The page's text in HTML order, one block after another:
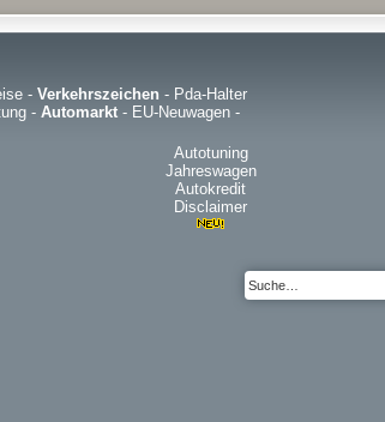
- Verkehrszeichen- Pda-Halter
- Automarkt - EU-Neuwagen -
Autotuning
Jahreswagen
Autokredit
Disclaimer